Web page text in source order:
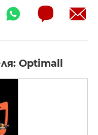
Optimall